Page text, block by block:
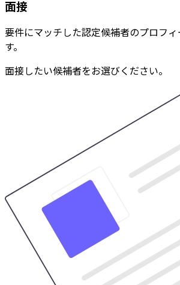
面接
要件にマッチした認定候補者のプロフ
す。
面接したい候補者をお選びください。